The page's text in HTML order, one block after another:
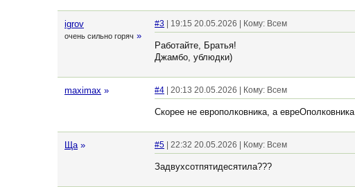
igrov
очень сильно горяч »
#3 | 19:15 20.05.2026 | Кому: Всем
Работайте, Братья!
Джамбо, ублюдки)
maximax » #4 | 20:13 20.05.2026 | Кому: Всем
Скорее не европолковника, а евреОполковника
Ща » #5 | 22:32 20.05.2026 | Кому: Всем
Задвухсотпятидесятила???